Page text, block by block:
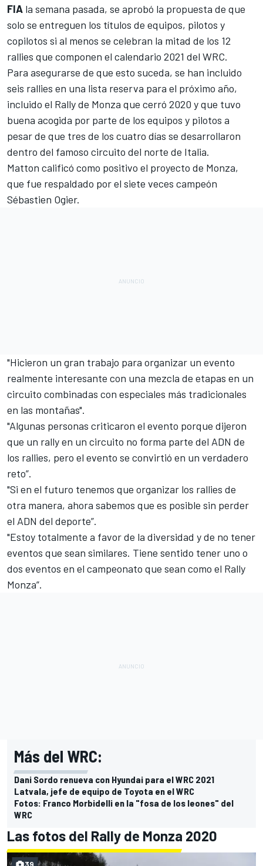
FIA la semana pasada, se aprobó la propuesta de que
solo se entreguen los títulos de equipos, pilotos y
copilotos si al menos se celebran la mitad de los 12
rallies que componen el calendario 2021 del WRC.
Para asegurarse de que esto suceda, se han incluido
seis rallies en una lista reserva para el próximo año,
incluido el Rally de Monza que cerró 2020 y que tuvo
buena acogida por parte de los equipos y pilotos a
pesar de que tres de los cuatro días se desarrollaron
dentro del famoso circuito del norte de Italia.
Matton calificó como positivo el proyecto de Monza,
que fue respaldado por el siete veces campeón
Sébastien Ogier.
"Hicieron un gran trabajo para organizar un evento
realmente interesante con una mezcla de etapas en un
circuito combinadas con especiales más tradicionales
en las montañas".
"Algunas personas criticaron el evento porque dijeron
que un rally en un circuito no forma parte del ADN de
los rallies, pero el evento se convirtió en un verdadero
reto”.
"Si en el futuro tenemos que organizar los rallies de
otra manera, ahora sabemos que es posible sin perder
el ADN del deporte”.
"Estoy totalmente a favor de la diversidad y de no tener
eventos que sean similares. Tiene sentido tener uno o
dos eventos en el campeonato que sean como el Rally
Monza”.
Más del WRC:
Dani Sordo renueva con Hyundai para el WRC 2021
Latvala, jefe de equipo de Toyota en el WRC
Fotos: Franco Morbidelli en la "fosa de los leones" del
WRC
Las fotos del Rally de Monza 2020
39